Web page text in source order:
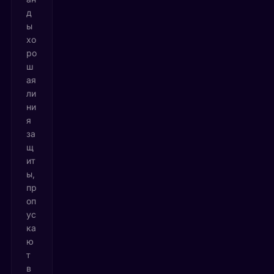
д
ы
хо
ро
ш
ая
ли
ни
я
за
щ
ит
ы,
пр
оп
ус
ка
ю
т
в